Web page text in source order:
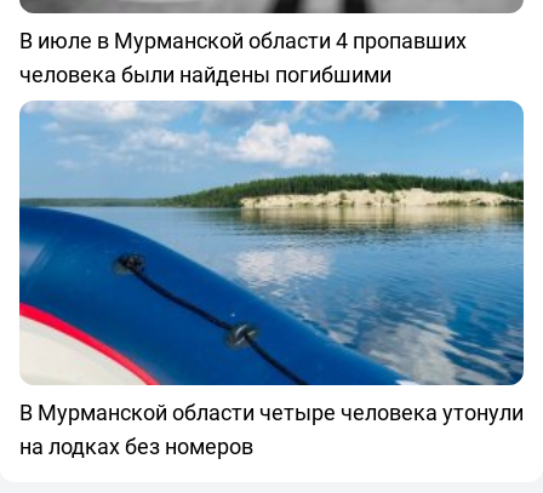
В июле в Мурманской области 4 пропавших
человека были найдены погибшими
В Мурманской области четыре человека утонули
на лодках без номеров